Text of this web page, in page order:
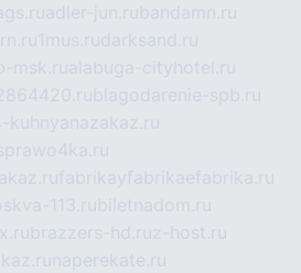
adler-jun.rubandamn.ru
1mus.rudarksand.ru
msk.rualabuga-cityhotel.ru
blagodarenie-spb.ru
kuhnyanazakaz.ru
fabrikayfabrikaefabrika.ru
113.rubiletnadom.ru
brazzers-hd.ruz-host.ru
naperekate.ru